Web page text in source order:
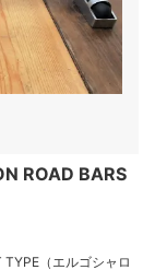
ROAD BARS
（エルゴシャロ